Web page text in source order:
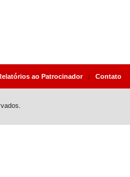
ao Patrocinador| Contato